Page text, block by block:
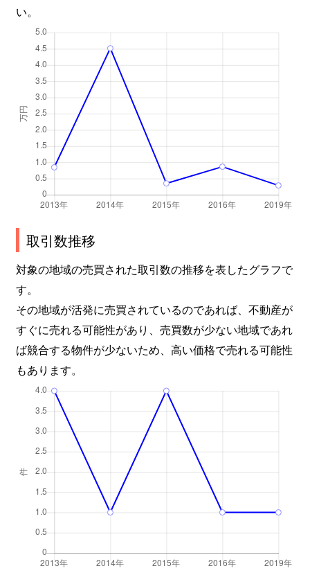
い。
取引数推移
対象の地域の売買された取引数の推移を表したグラフで
す。
その地域が活発に売買されているのであれば、不動産が
すぐに売れる可能性があり、売買数が少ない地域であれ
ば競合する物件が少ないため、高い価格で売れる可能性
もあります。